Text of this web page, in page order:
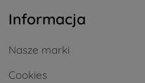
Informacja
Nasze marki
Cookies